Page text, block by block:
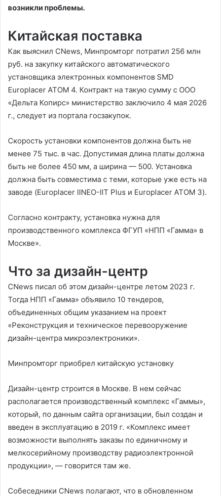
возникли проблемы.
Китайская поставка
Как выяснил CNews, Минпромторг потратил 256 млн
руб. на закупку китайского автоматического
установщика электронных компонентов SMD
Europlacer ATOM 4. Контракт на такую сумму с ООО
«Дельта Копирс» министерство заключило 4 мая 2026
г., следует из портала госзакупок.
Скорость установки компонентов должна быть не
менее 75 тыс. в час. Допустимая длина платы должна
быть не более 450 мм, а ширина — 500. Установка
должна быть совместима с теми, которые уже есть на
заводе (Europlacer IINEO-IIT Plus и Europlacer ATOM 3).
Согласно контракту, установка нужна для
производственного комплекса ФГУП «НПП «Гамма» в
Москве».
Что за дизайн-центр
CNews писал об этом дизайн-центре летом 2023 г.
Тогда НПП «Гамма» объявило 10 тендеров,
объединенных общим указанием на проект
«Реконструкция и техническое перевооружение
дизайн-центра микроэлектроники».
Минпромторг приобрел китайскую установку
Дизайн-центр строится в Москве. В нем сейчас
располагается производственный комплекс «Гаммы»,
который, по данным сайта организации, был создан и
введен в эксплуатацию в 2019 г. «Комплекс имеет
возможности выполнять заказы по единичному и
мелкосерийному производству радиоэлектронной
продукции», — говорится там же.
Собеседники CNews полагают, что в обновленном